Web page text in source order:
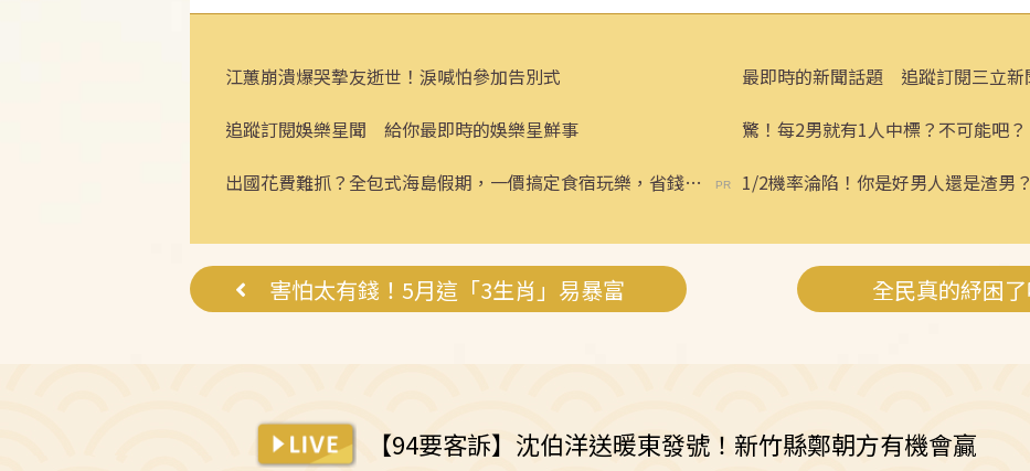
江蕙崩潰爆哭摯友逝世！淚喊怕參加告別式
最即時的新聞話題 追蹤訂閱三立新
追蹤訂閱娛樂星聞 給你最即時的娛樂星鮮事
驚！每2男就有1人中標？不可能吧？
出國花費難抓？全包式海島假期，一價搞定食宿玩樂，省錢更
1/2機率淪陷！你是好男人還是渣男
害怕太有錢！5月這「3生肖」易暴富 全民真的紓困
【94要客訴】沈伯洋送暖東發號！新竹縣鄭朝方有機會贏